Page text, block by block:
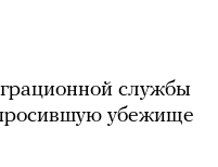
службы
убежище